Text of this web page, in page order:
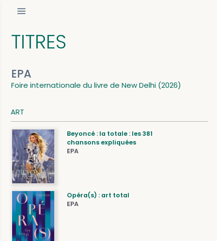
TITRES
EPA
Foire internationale du livre de New Delhi (2026)
ART
Beyoncé : la totale : les 381
chansons expliquées
EPA
Opéra(s) : art total
EPA